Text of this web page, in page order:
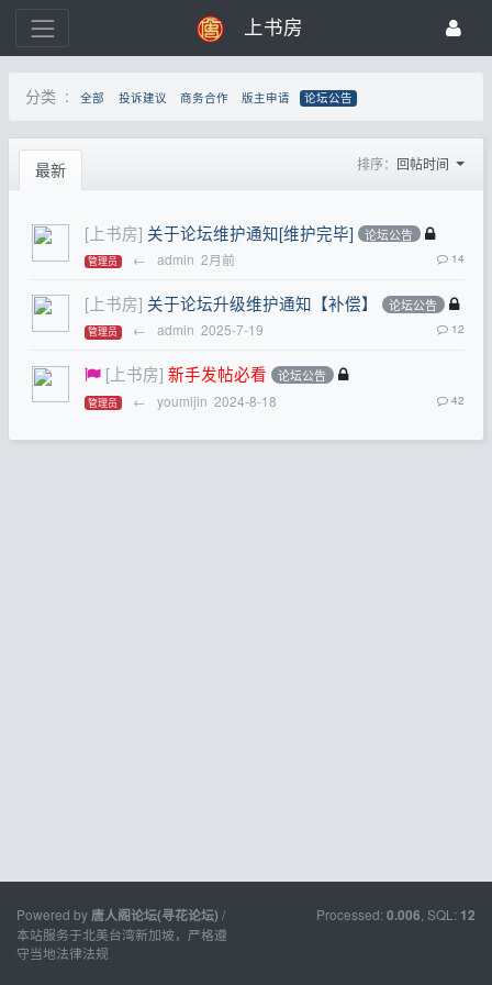
上书房
分类 : 全部 投诉建议 商务合作 版主申请 论坛公告
最新 排序： 回帖时间
[上书房] 关于论坛维护通知[维护完毕] 论坛公告
管理员 ← admin 2月前 14
[上书房] 关于论坛升级维护通知【补偿】 论坛公告
管理员 ← admin 2025-7-19 12
[上书房] 新手发帖必看 论坛公告
管理员 ← youmijin 2024-8-18 42
Powered by 唐人阁论坛(寻花论坛)/
本站服务于北美台湾新加坡，严格遵
守当地法律法规
Processed: 0.006 , SQL: 12